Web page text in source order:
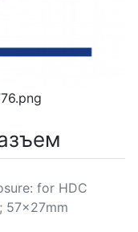
for HDC
57x27mm